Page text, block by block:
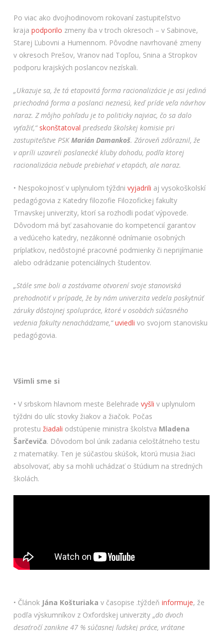
Po viac ako dvojhodinovom rokovaní zastupiteľstvo
kraja podporilo zmeny iba v troch okresoch – v Sabinove,
Starej Ľubovni a Humennom. Pôvodne navrhované zmeny
v okresoch Prešov, Vranov nad Topľou, Snina a Stropkov
podporu krajských poslancov nezískali.
„Ukazuje sa, že tá etapovitá forma racionalizácie je asi jediná
priechodná forma a poslanci neznesú, keď príde veľa návrhov
naraz. Z môjho pohľadu je to politicky najviac, čo sa dalo
vyťažiť,“ skonštatoval predseda školskej komisie pri
zastupiteľstve PSKMarián Damankoš. Zároveň zdôraznil, že
v apríli uzavreli poslanecké kluby dohodu, podľa ktorej
racionalizácia nebude prebiehať v etapách, ale naraz.
• Nespokojnosť v uplynulom týždni vyjadrili aj vysokoškolskí
pedagógovia z Katedry filozofie Filozofickej fakulty
Trnavskej univerzity, ktorí sa rozhodli podať výpovede.
Dôvodom má byť zasahovanie do kompetencií garantov
a vedúceho katedry, nezákonné odnímanie osobných
príplatkov, nedôstojné pracovné podmienky či neprijímanie
alebo odrádzanie potenciálnych študentov.
„Stále sme boli a zostávame otvorení svoje stanoviská
prehodnotiť v prípade, že by nám univerzita vedela poskytnúť
záruky dôstojnej spolupráce, ktoré v osobách súčasného
vedenia fakulty nenachádzame,“ uviedli vo svojom stanovisku
pedagógovia.
Všimli sme si
• V srbskom hlavnom meste Belehrade vyšli v uplynulom
týždni do ulíc stovky žiakov a žiačok. Počas
protestu žiadali odstúpenie ministra školstva Mladena
Šarčeviča. Dôvodom bol únik zadania celoštátneho testu
z matematiky. Ten je súčasťou skúšok, ktorú musia žiaci
absolvovať, aby sa mohli uchádzať o štúdium na stredných
školách.
• Článok Jána Košturiaka v časopise .týždeň informuje, že
podľa výskumníkov z Oxfordskej univerzity „do dvoch
desaťročí zanikne 47 % súčasnej ľudskej práce, vrátane